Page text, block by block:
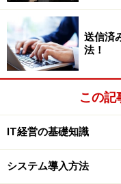
送信済
法！
この記
IT経営の基礎知識
システム導入方法